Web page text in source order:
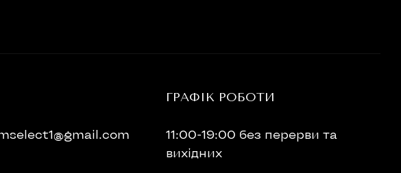
ГРАФІК РОБОТИ
11:00-19:00 без перерви та
вихідних